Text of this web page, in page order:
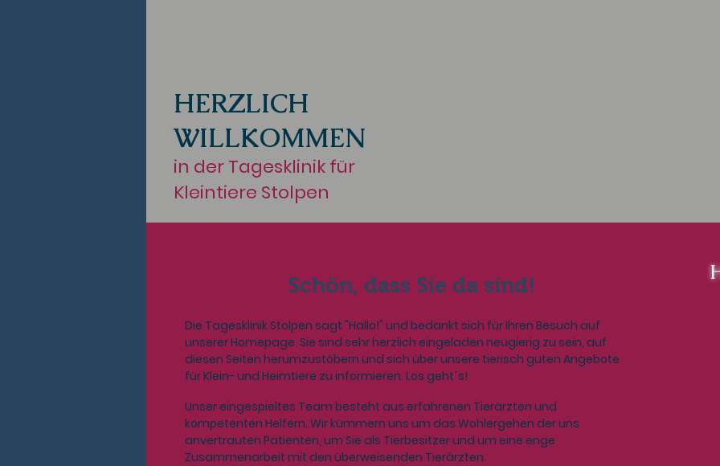
HERZLICH
WILLKOMMEN
in der Tagesklinik für
Kleintiere Stolpen
Schön, dass Sie da sind!
Die Tagesklinik Stolpen sagt "Hallo!" und bedankt sich für Ihren Besuch auf
unserer Homepage. Sie sind sehr herzlich eingeladen neugierig zu sein, auf
diesen Seiten herumzustöbern und sich über unsere tierisch guten Angebote
für Klein- und Heimtiere zu informieren. Los geht´s!
Unser eingespieltes Team besteht aus erfahrenen Tierärzten und
kompetenten Helfern. Wir kümmern uns um das Wohlergehen der uns
anvertrauten Patienten, um Sie als Tierbesitzer und um eine enge
Zusammenarbeit mit den überweisenden Tierärzten.